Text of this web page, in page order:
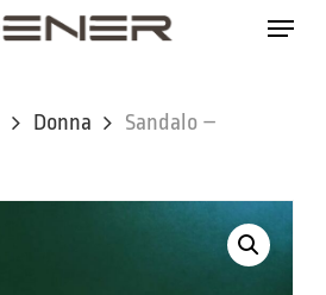
Menu
Donna
Sandalo –